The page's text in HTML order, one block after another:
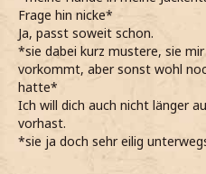
Frage hin nicke*
Ja, passt soweit schon.
*sie dabei kurz mustere, sie
vorkommt, aber sonst wohl
hatte*
Ich will dich auch nicht länger
vorhast.
*sie ja doch sehr eilig